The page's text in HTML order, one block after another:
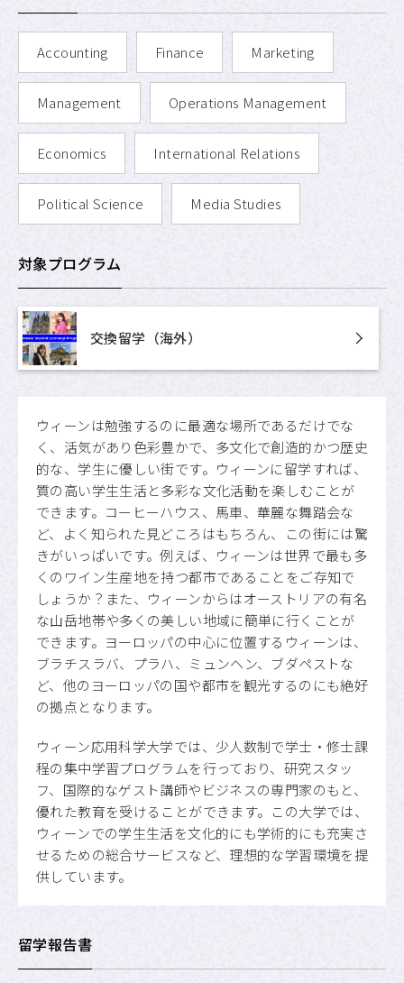
Accounting Finance Marketing
Management Operations Management
Economics International Relations
Political Science Media Studies
対象プログラム
交換留学（海外）
ウィーンは勉強するのに最適な場所であるだけでな
く、活気があり色彩豊かで、多文化で創造的かつ歴史
的な、学生に優しい街です。ウィーンに留学すれば、
質の高い学生生活と多彩な文化活動を楽しむことが
できます。コーヒーハウス、馬車、華麗な舞踏会な
ど、よく知られた見どころはもちろん、この街には驚
きがいっぱいです。例えば、ウィーンは世界で最も多
くのワイン生産地を持つ都市であることをご存知で
しょうか？また、ウィーンからはオーストリアの有名
な山岳地帯や多くの美しい地域に簡単に行くことが
できます。ヨーロッパの中心に位置するウィーンは、
ブラチスラバ、プラハ、ミュンヘン、ブダペストな
ど、他のヨーロッパの国や都市を観光するのにも絶好
の拠点となります。
ウィーン応用科学大学では、少人数制で学士・修士課
程の集中学習プログラムを行っており、研究スタッ
フ、国際的なゲスト講師やビジネスの専門家のもと、
優れた教育を受けることができます。この大学では、
ウィーンでの学生生活を文化的にも学術的にも充実さ
せるための総合サービスなど、理想的な学習環境を提
供しています。
留学報告書